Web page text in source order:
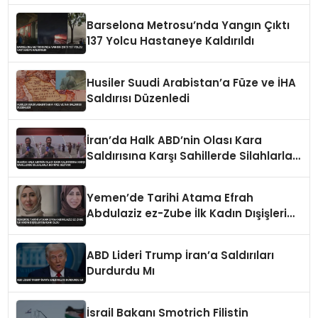
Barselona Metrosu’nda Yangın Çıktı
137 Yolcu Hastaneye Kaldırıldı
Husiler Suudi Arabistan’a Füze ve İHA
Saldırısı Düzenledi
İran’da Halk ABD’nin Olası Kara
Saldırısına Karşı Sahillerde Silahlarla
Yemen’de Tarihi Atama Efrah
Abdulaziz ez-Zube İlk Kadın Dışişleri
ABD Lideri Trump İran’a Saldırıları
Durdurdu Mı
İsrail Bakanı Smotrich Filistin